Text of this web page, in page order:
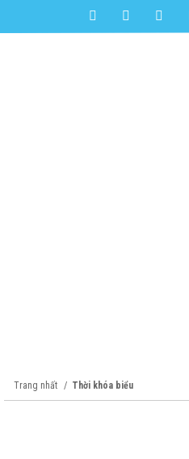
Trang nhất Thời khóa biểu